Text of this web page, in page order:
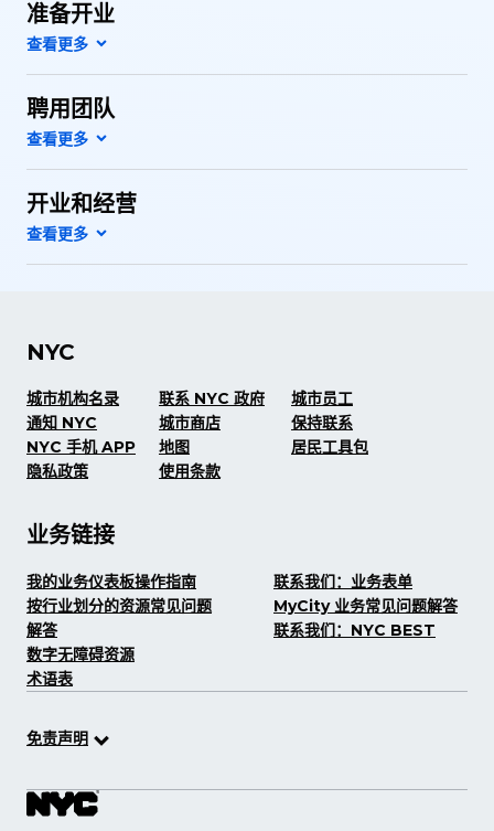
准备开业
聘用团队
开业和经营
NYC
城市机构名录
通知 NYC
NYC 手机 APP
隐私政策
联系 NYC 政府
城市商店
地图
使用条款
城市员工
保持联系
居民工具包
业务链接
我的业务仪表板操作指南
按行业划分的资源常见问题
解答
数字无障碍资源
术语表
联系我们：业务表单
MyCity 业务常见问题解答
联系我们：NYC BEST
免责声明